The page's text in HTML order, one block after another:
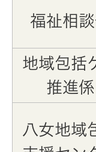
福祉相
地域包括
推進係
八女地域